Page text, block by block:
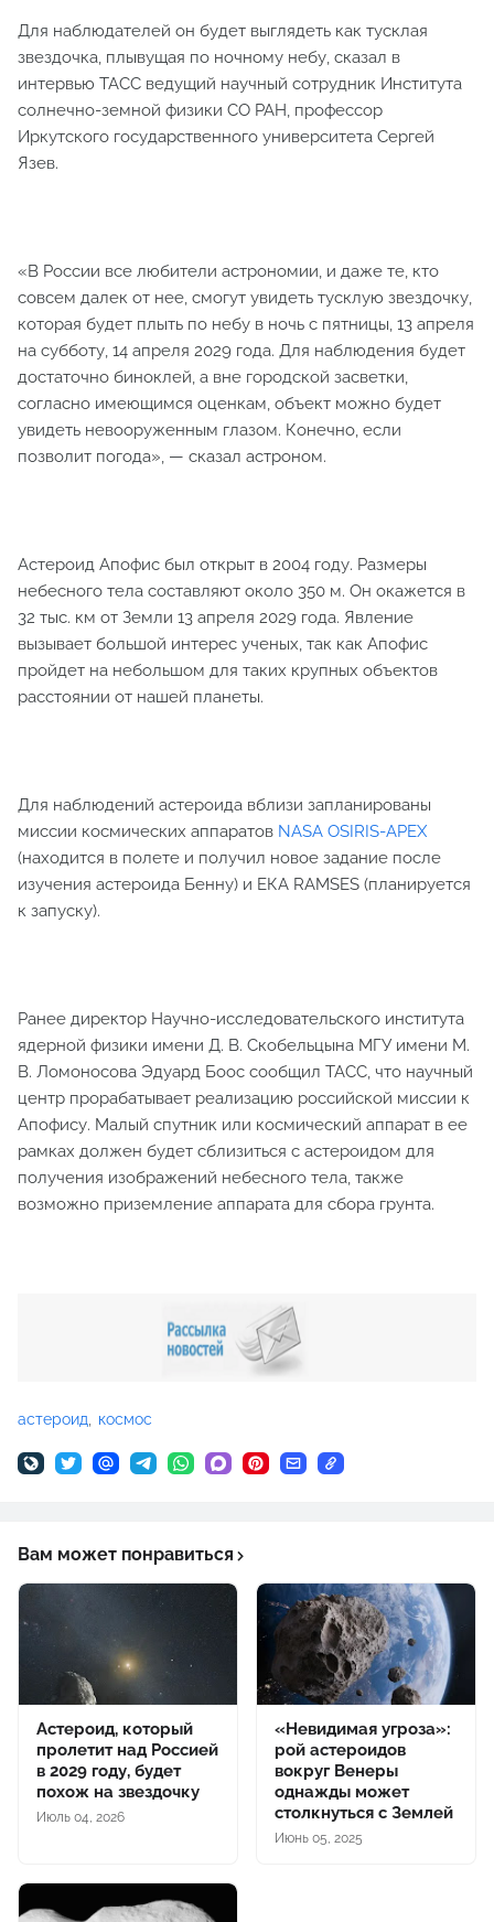
Для наблюдателей он будет выглядеть как тусклая
звездочка, плывущая по ночному небу, сказал в
интервью ТАСС ведущий научный сотрудник Института
солнечно-земной физики СО РАН, профессор
Иркутского государственного университета Сергей
Язев.
«В России все любители астрономии, и даже те, кто
совсем далек от нее, смогут увидеть тусклую звездочку,
которая будет плыть по небу в ночь с пятницы, 13 апреля
на субботу, 14 апреля 2029 года. Для наблюдения будет
достаточно биноклей, а вне городской засветки,
согласно имеющимся оценкам, объект можно будет
увидеть невооруженным глазом. Конечно, если
позволит погода», — сказал астроном.
Астероид Апофис был открыт в 2004 году. Размеры
небесного тела составляют около 350 м. Он окажется в
32 тыс. км от Земли 13 апреля 2029 года. Явление
вызывает большой интерес ученых, так как Апофис
пройдет на небольшом для таких крупных объектов
расстоянии от нашей планеты.
Для наблюдений астероида вблизи запланированы
миссии космических аппаратов NASA OSIRIS-APEX
(находится в полете и получил новое задание после
изучения астероида Бенну) и ЕКА RAMSES (планируется
к запуску).
Ранее директор Научно-исследовательского института
ядерной физики имени Д. В. Скобельцына МГУ имени М.
В. Ломоносова Эдуард Боос сообщил ТАСС, что научный
центр прорабатывает реализацию российской миссии к
Апофису. Малый спутник или космический аппарат в ее
рамках должен будет сблизиться с астероидом для
получения изображений небесного тела, также
возможно приземление аппарата для сбора грунта.
астероид космос
Вам может понравиться
Астероид, который
пролетит над Россией
в 2029 году, будет
похож на звездочку
Июль 04, 2026
«Невидимая угроза»:
рой астероидов
вокруг Венеры
однажды может
столкнуться с Землей
Июнь 05, 2025